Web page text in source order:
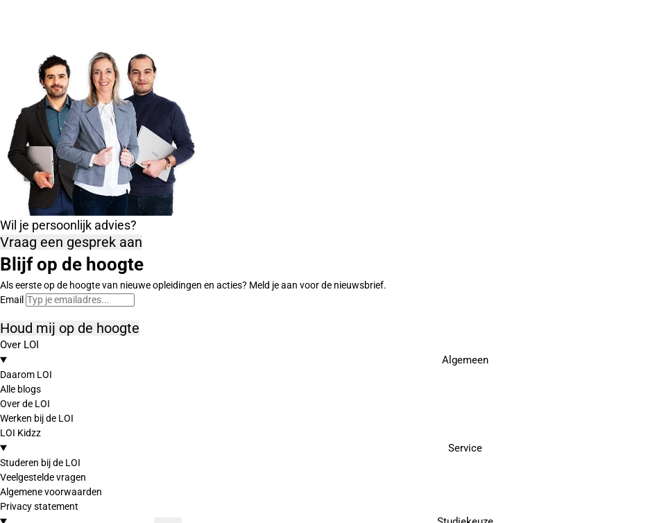
Wil je persoonlijk advies?
Vraag een gesprek aan
Blijf op de hoogte
Als eerste op de hoogte van nieuwe opleidingen en acties? Meld je aan voor de nieuwsbrief.
Email
Houd mij op de hoogte
Over LOI
Algemeen
Daarom LOI
Alle blogs
Over de LOI
Werken bij de LOI
LOI Kidzz
Service
Studeren bij de LOI
Veelgestelde vragen
Algemene voorwaarden
Privacy statement